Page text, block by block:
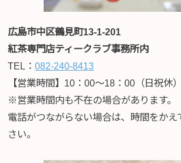
広島市中区鶴見町13-1-201
紅茶専門店ティークラブ事務所内
TEL：082-240-8413
【営業時間】10：00～18：00（日祝休）
※営業時間内も不在の場合があります。
電話がつながらない場合は、時間をかえ
さい。